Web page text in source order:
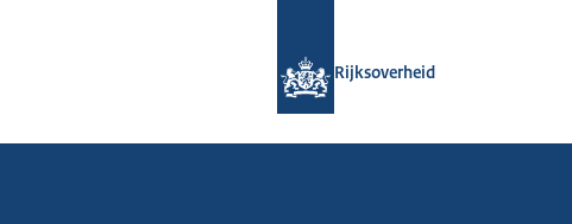
Rijksoverheid